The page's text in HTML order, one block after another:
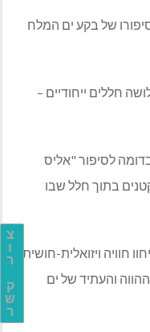
צ
ו
ר
ק
ש
ר
של בקע ים המלח
חללים ייחודיים –
לסיפור "אליס
בתוך חלל שבו
חוויה ויזואלית-חושית
והעתיד של ים